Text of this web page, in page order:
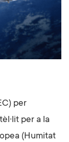
per
per a la
(Humitat